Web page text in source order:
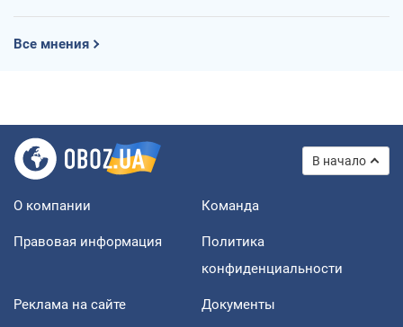
Все мнения
В начало
О компании Команда
Правовая информация
Политика
конфиденциальности
Реклама на сайте Документы